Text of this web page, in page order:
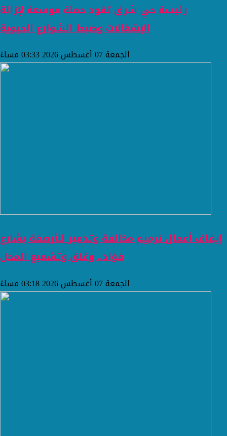
رئيسة حي شرق تقود حملة موسعة لإزالة
الإشغالات وضبط الشوارع الحيوية
الجمعة 07 أغسطس 2026 03:33 مساءً
إيقاف أعمال ترميم مخالفة وتدمير للأرصفة بشارع
فؤاد.. وغلق وتشميع المحل
الجمعة 07 أغسطس 2026 03:18 مساءً